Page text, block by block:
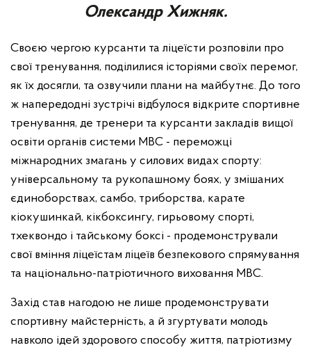
Олександр Хижняк.
Своєю чергою курсанти та ліцеїсти розповіли про
свої тренування, поділилися історіями своїх перемог,
як їх досягли, та озвучили плани на майбутнє. До того
ж напередодні зустрічі відбулося відкрите спортивне
тренування, де тренери та курсанти закладів вищої
освіти органів системи МВС - переможці
міжнародних змагань у силових видах спорту:
універсальному та рукопашному боях, у змішаних
єдиноборствах, самбо, триборства, карате
кіокушинкай, кікбоксингу, гирьовому спорті,
тхеквондо і тайському боксі - продемонстрували
свої вміння ліцеїстам ліцеїв безпекового спрямування
та національно-патріотичного виховання МВС.
Захід став нагодою не лише продемонструвати
спортивну майстерність, а й згуртувати молодь
навколо ідей здорового способу життя, патріотизму